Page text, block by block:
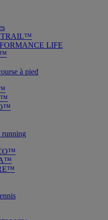
LIFE
à pied
running